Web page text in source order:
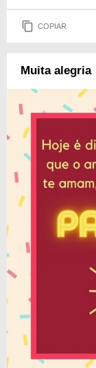
COPIAR
Muita alegria